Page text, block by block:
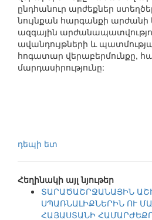
ընդհանուր արժեքներ
նույնքան հարգանքի արժանի
ազգային
ավանդույթների և
հոգատար վերաբերմունքը,
մարդասիրությունը:
դեպի ետ
Հեղինակի այլ նյութեր
ՏԱՐԱԾԱՇՐՋԱՆԱՅԻՆ
ՍՊԱՌՆԱԼԻՔՆԵՐԻՆ ՈՒ
ՀԱՅԱՍՏԱՆԻ